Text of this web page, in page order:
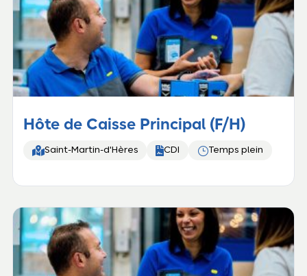
Hôte de Caisse Principal (F/H)
Saint-Martin-d'Hères CDI }Temps plein